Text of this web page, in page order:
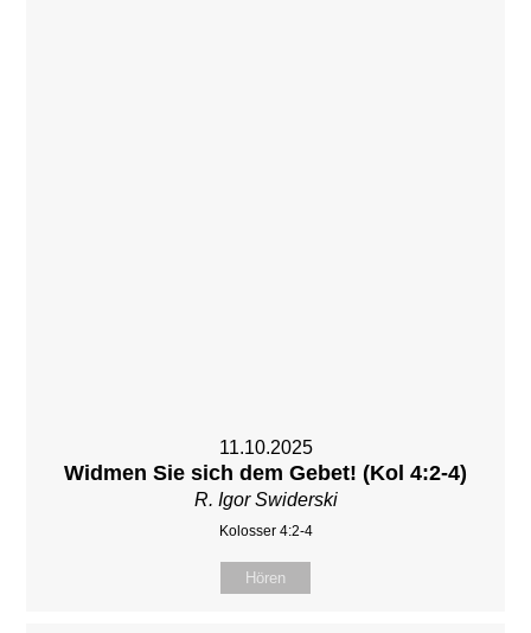
11.10.2025
Widmen Sie sich dem Gebet! (Kol 4:2-4)
R. Igor Swiderski
Kolosser 4:2-4
Hören